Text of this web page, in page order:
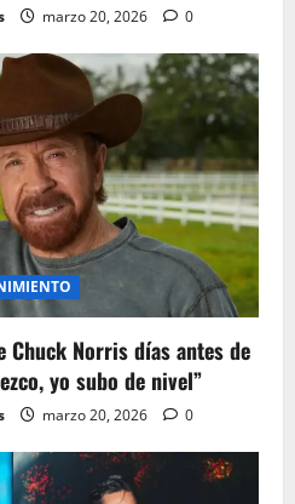
marzo 20, 2026 0
Chuck Norris días antes de
yo subo de nivel”
marzo 20, 2026 0